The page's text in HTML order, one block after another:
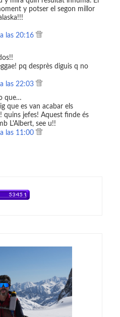
y potser el segon millor
las 20:16
pq desprès diguis q no
las 22:03
que…
que es van acabar els
quins jefes! Aquest finde és
L'Albert, see u!!
las 11:00